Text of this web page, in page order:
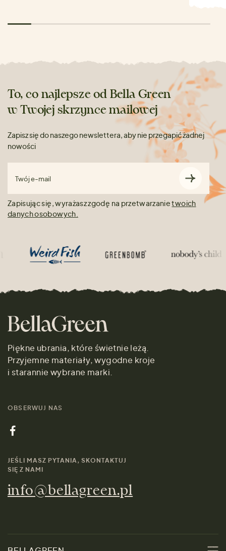
To, co najlepsze od Bella Green
w Twojej skrzynce mailowej
Zapisz się do naszego newslettera, aby nie przegapić żadnej
nowości
Twój e-mail
Zapisując się, wyrażasz zgodę na przetwarzanietwoich
danych osobowych.
Piękne ubrania, które świetnie leżą.
Przyjemne materiały, wygodne kroje
i starannie wybrane marki.
OBSERWUJ NAS
JEŚLI MASZ PYTANIA, SKONTAKTUJ
SIĘ Z NAMI
info@bellagreen.pl